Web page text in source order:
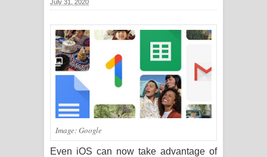
සිහියෙන් ගීතයේ පද පෙළ
Awanken Song Lyrics - අවංකෙන්
ගීතයේ පද පෙළ
Pa Sina Song Lyrics - පෑ සිනා ගීතයේ
පද පෙළ
July 31, 2020
Image: Google
Even iOS can now take advantage of